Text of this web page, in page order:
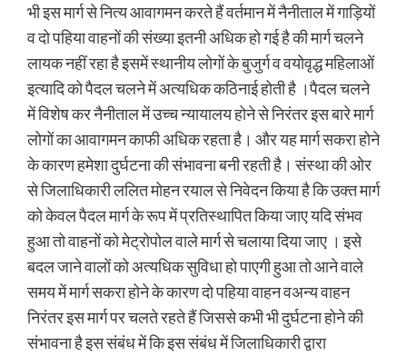
भी इस मार्ग से नित्य आवागमन करते हैं वर्तमान में नैनीताल में गाड़ियों
व दो पहिया वाहनों की संख्या इतनी अधिक हो गई है की मार्ग चलने
लायक नहीं रहा है इसमें स्थानीय लोगों के बुजुर्ग व वयोवृद्ध महिलाओं
इत्यादि को पैदल चलने में अत्यधिक कठिनाई होती है ।पैदल चलने
में विशेष कर नैनीताल में उच्च न्यायालय होने से निरंतर इस बारे मार्ग
लोगों का आवागमन काफी अधिक रहता है। और यह मार्ग सकरा होने
के कारण हमेशा दुर्घटना की संभावना बनी रहती है। संस्था की ओर
से जिलाधिकारी ललित मोहन रयाल से निवेदन किया है कि उक्त मार्ग
को केवल पैदल मार्ग के रूप में प्रतिस्थापित किया जाए यदि संभव
हुआ तो वाहनों को मेट्रोपोल वाले मार्ग से चलाया दिया जाए । इसे
बदल जाने वालों को अत्यधिक सुविधा हो पाएगी हुआ तो आने वाले
समय में मार्ग सकरा होने के कारण दो पहिया वाहन वअन्य वाहन
निरंतर इस मार्ग पर चलते रहते हैं जिससे कभी भी दुर्घटना होने की
संभावना है इस संबंध में कि इस संबंध में जिलाधिकारी द्वारा